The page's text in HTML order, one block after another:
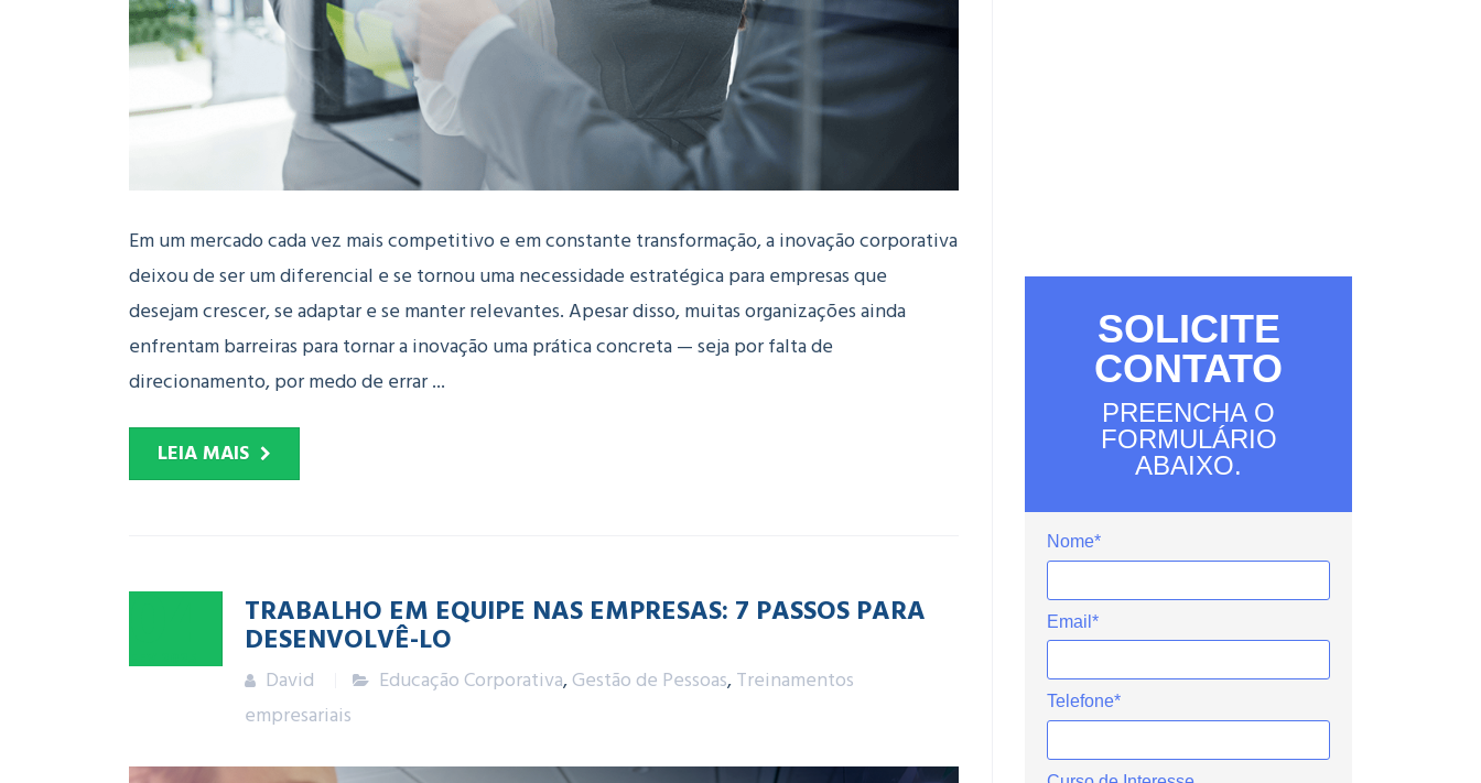
Em um mercado cada vez mais competitivo e em constante transformação, a inovação corporativa
deixou de ser um diferencial e se tornou uma necessidade estratégica para empresas que
desejam crescer, se adaptar e se manter relevantes. Apesar disso, muitas organizações ainda
enfrentam barreiras para tornar a inovação uma prática concreta — seja por falta de
direcionamento, por medo de errar ...
LEIA MAIS
04 TRABALHO EM EQUIPE NAS EMPRESAS: 7 PASSOS PARA
DESENVOLVÊ-LO
David Educação Corporativa,Gestão de Pessoas,Treinamentos
empresariais
SOLICITE
CONTATO
PREENCHA O
FORMULÁRIO
ABAIXO.
Nome*
Email*
Telefone*